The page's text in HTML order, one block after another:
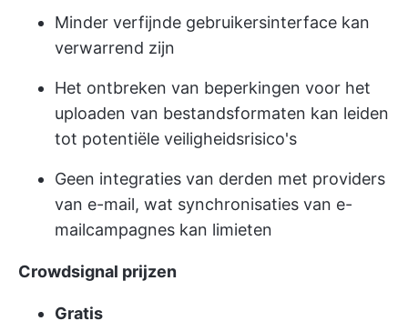
Minder verfijnde gebruikersinterface kan
verwarrend zijn
Het ontbreken van beperkingen voor het
uploaden van bestandsformaten kan leiden
tot potentiële veiligheidsrisico's
Geen integraties van derden met providers
van e-mail, wat synchronisaties van e-
mailcampagnes kan limieten
Crowdsignal prijzen
Gratis